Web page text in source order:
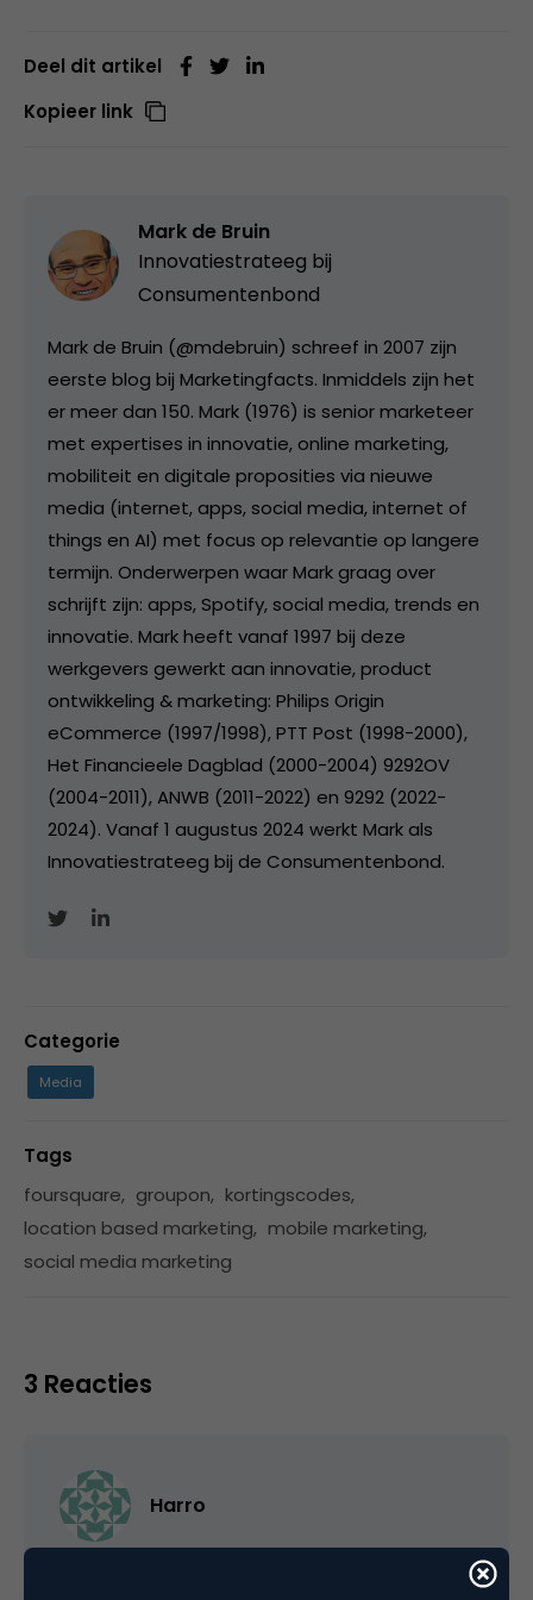
Deel dit artikel
Kopieer link
Mark de Bruin
Innovatiestrateeg bij
Consumentenbond
Mark de Bruin (@mdebruin) schreef in 2007 zijn
eerste blog bij Marketingfacts. Inmiddels zijn het
er meer dan 150. Mark (1976) is senior marketeer
met expertises in innovatie, online marketing,
mobiliteit en digitale proposities via nieuwe
media (internet, apps, social media, internet of
things en AI) met focus op relevantie op langere
termijn. Onderwerpen waar Mark graag over
schrijft zijn: apps, Spotify, social media, trends en
innovatie. Mark heeft vanaf 1997 bij deze
werkgevers gewerkt aan innovatie, product
ontwikkeling & marketing: Philips Origin
eCommerce (1997/1998), PTT Post (1998-2000),
Het Financieele Dagblad (2000-2004) 9292OV
(2004-2011), ANWB (2011-2022) en 9292 (2022-
2024). Vanaf 1 augustus 2024 werkt Mark als
Innovatiestrateeg bij de Consumentenbond.
Categorie
Media
Tags
foursquare, groupon, kortingscodes,
location based marketing, mobile marketing,
social media marketing
3 Reacties
Harro